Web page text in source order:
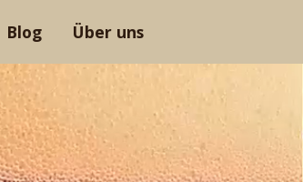
Blog Über uns